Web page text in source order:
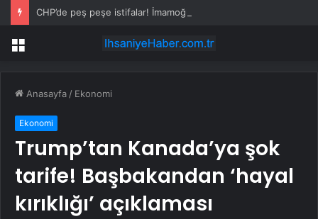
Menü
Anasayfa / Ekonomi
Ekonomi
Trump’tan Kanada’ya şok
tarife! Başbakandan ‘hayal
kırıklığı’ açıklaması